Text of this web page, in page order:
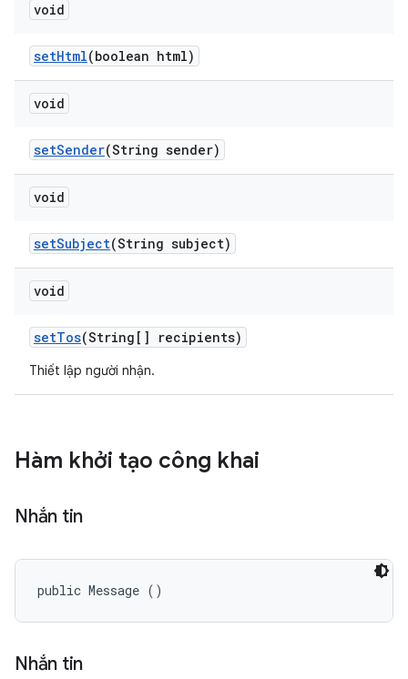
void
setHtml(boolean html)
void
setSender(String sender)
void
setSubject(String subject)
void
setTos(String[] recipients)
Thiết lập người nhận.
Hàm khởi tạo công khai
Nhắn tin
public Message ()
Nhắn tin